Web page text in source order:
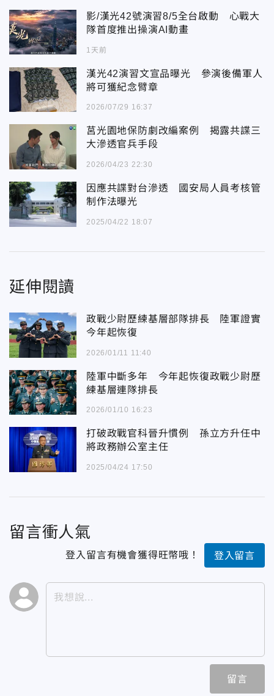
影/漢光42號演習8/5全台啟動 心戰大
隊首度推出操演AI動畫
1天前
漢光42演習文宣品曝光 參演後備軍人
將可獲紀念臂章
2026/07/29 16:37
莒光園地保防劇改編案例 揭露共諜三
大滲透官兵手段
2026/04/23 22:30
因應共諜對台滲透 國安局人員考核管
制作法曝光
2025/04/22 18:07
延伸閱讀
政戰少尉歷練基層部隊排長 陸軍證實
今年起恢復
2026/01/11 11:40
陸軍中斷多年 今年起恢復政戰少尉歷
練基層連隊排長
2026/01/10 16:23
打破政戰官科晉升慣例 孫立方升任中
將政務辦公室主任
2025/04/24 17:50
留言衝人氣
登入留言有機會獲得旺幣哦！ 登入留言
留言